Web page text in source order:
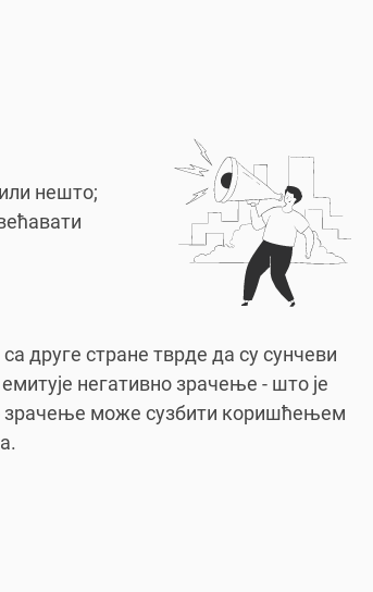
нешто;
друге стране тврде да су сунчеви
негативно зрачење - што је
зрачење може сузбити коришћењем